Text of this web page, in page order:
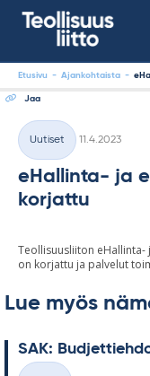
Etusivu - Ajankohtaista -
Jaa
Kategoriat
Uutiset
11.4.2023
eHallinta- ja
korjattu
Teollisuusliiton
on korjattu ja palvelut
Lue myös
SAK: